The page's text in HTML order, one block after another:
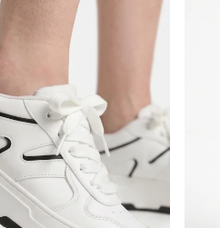
conforto no uso. Se